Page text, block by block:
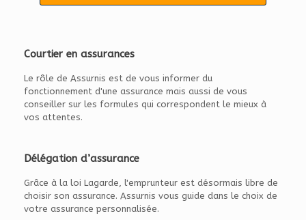
Courtier en assurances
Le rôle de Assurnis est de vous informer du
fonctionnement d'une assurance mais aussi de vous
conseiller sur les formules qui correspondent le mieux à
vos attentes.
Délégation d’assurance
Grâce à la loi Lagarde, l'emprunteur est désormais libre de
choisir son assurance. Assurnis vous guide dans le choix de
votre assurance personnalisée.